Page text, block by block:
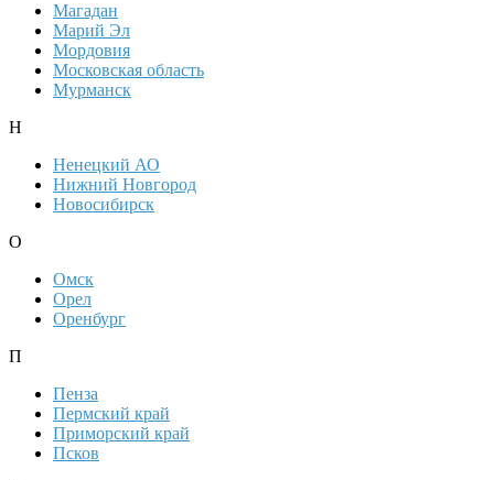
Магадан
Марий Эл
Мордовия
Московская область
Мурманск
Н
Ненецкий АО
Нижний Новгород
Новосибирск
О
Омск
Орел
Оренбург
П
Пенза
Пермский край
Приморский край
Псков